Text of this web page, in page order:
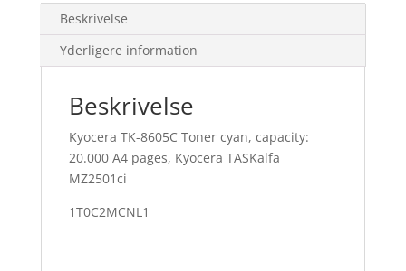
MZ2501ci
antal
Beskrivelse
Yderligere information
Beskrivelse
Kyocera TK-8605C Toner cyan, capacity:
20.000 A4 pages, Kyocera TASKalfa
MZ2501ci
1T0C2MCNL1